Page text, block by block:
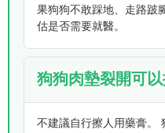
果狗狗不敢踩地、走路跛
估是否需要就醫。
狗狗肉墊裂開可
不建議自行擦人用藥膏。